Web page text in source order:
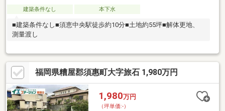
建築条件なし 本下水
■建築条件なし■須恵中央駅徒歩約10分■土地約55坪■解体更地、
測量渡し
福岡県糟屋郡須惠町大字旅石 1,980万円
1,980万円
（坪単価:-）